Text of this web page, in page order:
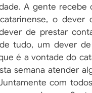
A gente recebe
o dever
de prestar
tudo, um dever
é a vontade do
semana atender
com